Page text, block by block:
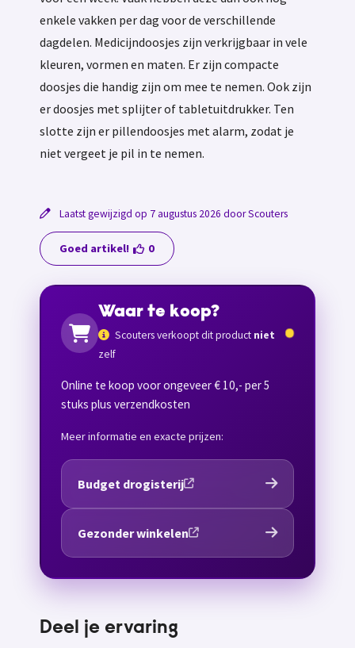
enkele vakken per dag voor de verschillende
dagdelen. Medicijndoosjes zijn verkrijgbaar in vele
kleuren, vormen en maten. Er zijn compacte
doosjes die handig zijn om mee te nemen. Ook zijn
er doosjes met splijter of tabletuitdrukker. Ten
slotte zijn er pillendoosjes met alarm, zodat je
niet vergeet je pil in te nemen.
Laatst gewijzigd op 7 augustus 2026 door Scouters
Goed artikel! 0
Waar te koop?
Scouters verkoopt dit product niet
zelf
Online te koop voor ongeveer € 10,- per 5
stuks plus verzendkosten
Meer informatie en exacte prijzen:
Budget drogisterij
Gezonder winkelen
Deel je ervaring